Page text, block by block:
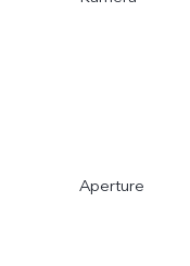
Aperture